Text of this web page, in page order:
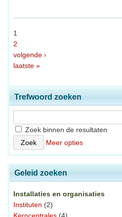
1
2
volgende ›
laatste »
Trefwoord zoeken
Zoek binnen de resultaten
Meer opties
Geleid zoeken
Installaties en organisaties
Instituten (2)